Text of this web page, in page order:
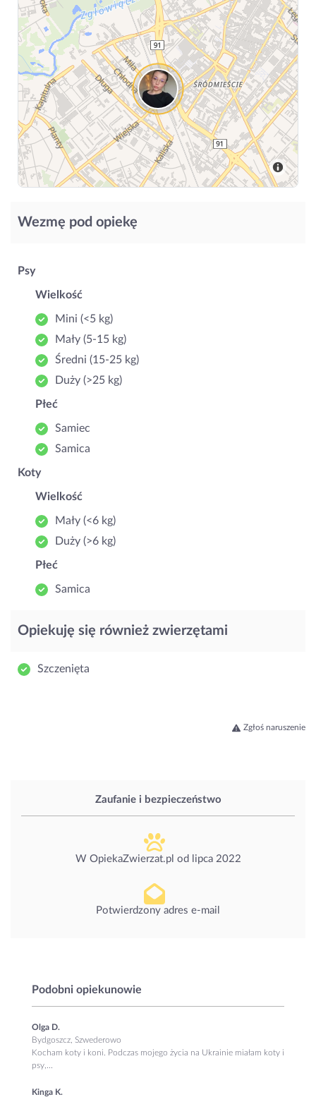
Zaufanie i bezpieczeństwo
W OpiekaZwierzat.pl od lipca 2022
Potwierdzony adres e-mail
Podobni opiekunowie
Olga D.
Bydgoszcz, Szwederowo
Kocham koty i koni. Podczas mojego życia na Ukrainie miałam koty i
psy,...
Kinga K.
Wezmę pod opiekę
Psy
Wielkość
Mini (<5 kg)
Mały (5‑15 kg)
Średni (15‑25 kg)
Duży (>25 kg)
Płeć
Samiec
Samica
Koty
Wielkość
Mały (<6 kg)
Duży (>6 kg)
Płeć
Samica
Opiekuję się również zwierzętami
Szczenięta
Zgłoś naruszenie